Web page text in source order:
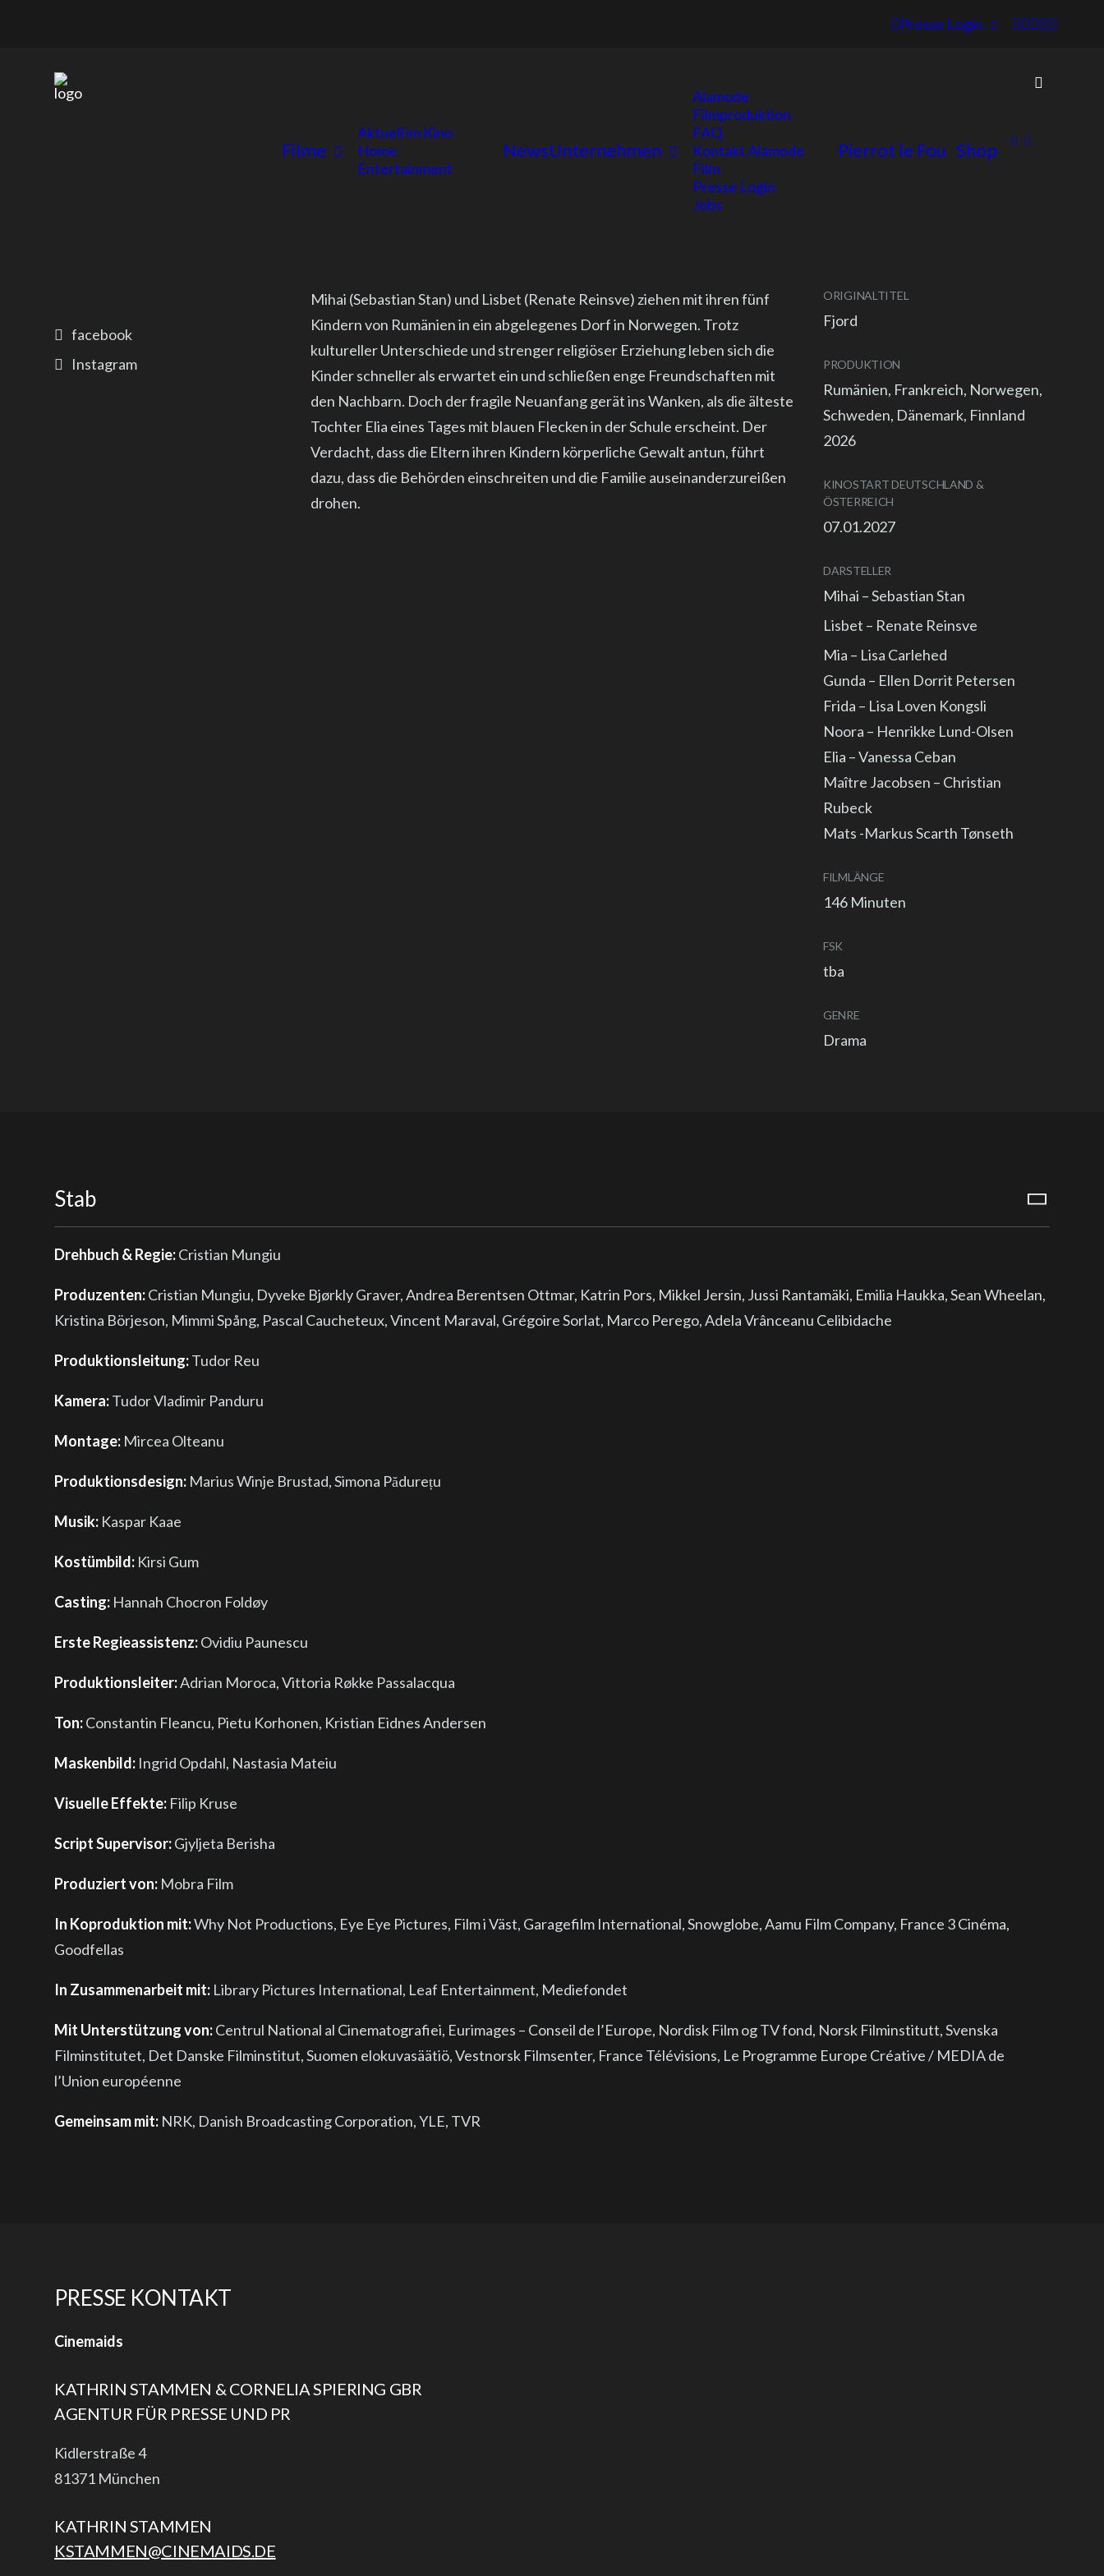
Presse Login
Filme
Aktuell im Kino
Home
Entertainment
NewsUnternehmen
Alamode
Filmproduktion
FAQ
Kontakt Alamode
Film
Presse Login
Jobs
Pierrot le Fou Shop
facebook
Instagram
Mihai (Sebastian Stan) und Lisbet (Renate Reinsve) ziehen mit ihren fünf
Kindern von Rumänien in ein abgelegenes Dorf in Norwegen. Trotz
kultureller Unterschiede und strenger religiöser Erziehung leben sich die
Kinder schneller als erwartet ein und schließen enge Freundschaften mit
den Nachbarn. Doch der fragile Neuanfang gerät ins Wanken, als die älteste
Tochter Elia eines Tages mit blauen Flecken in der Schule erscheint. Der
Verdacht, dass die Eltern ihren Kindern körperliche Gewalt antun, führt
dazu, dass die Behörden einschreiten und die Familie auseinanderzureißen
drohen.
ORIGINALTITEL
Fjord
PRODUKTION
Rumänien, Frankreich, Norwegen,
Schweden, Dänemark, Finnland
2026
KINOSTART DEUTSCHLAND &
ÖSTERREICH
07.01.2027
DARSTELLER
Mihai – Sebastian Stan
Lisbet – Renate Reinsve
Mia – Lisa Carlehed
Gunda – Ellen Dorrit Petersen
Frida – Lisa Loven Kongsli
Noora – Henrikke Lund-Olsen
Elia – Vanessa Ceban
Maître Jacobsen – Christian
Rubeck
Mats -Markus Scarth Tønseth
FILMLÄNGE
146 Minuten
FSK
tba
GENRE
Drama
Stab
Drehbuch & Regie:Cristian Mungiu
Produzenten:Cristian Mungiu, Dyveke Bjørkly Graver, Andrea Berentsen Ottmar, Katrin Pors, Mikkel Jersin, Jussi Rantamäki, Emilia Haukka, Sean Wheelan,
Kristina Börjeson, Mimmi Spång, Pascal Caucheteux, Vincent Maraval, Grégoire Sorlat, Marco Perego, Adela Vrânceanu Celibidache
Produktionsleitung:Tudor Reu
Kamera:Tudor Vladimir Panduru
Montage: Mircea Olteanu
Produktionsdesign: Marius Winje Brustad, Simona Pădurețu
Musik: Kaspar Kaae
Kostümbild: Kirsi Gum
Casting: Hannah Chocron Foldøy
Erste Regieassistenz:Ovidiu Paunescu
Produktionsleiter:Adrian Moroca, Vittoria Røkke Passalacqua
Ton:Constantin Fleancu, Pietu Korhonen, Kristian Eidnes Andersen
Maskenbild: Ingrid Opdahl, Nastasia Mateiu
Visuelle Effekte: Filip Kruse
Script Supervisor:Gjyljeta Berisha
Produziert von: Mobra Film
In Koproduktion mit:Why Not Productions, Eye Eye Pictures, Film i Väst, Garagefilm International, Snowglobe, Aamu Film Company, France 3 Cinéma,
Goodfellas
In Zusammenarbeit mit: Library Pictures International, Leaf Entertainment, Mediefondet
Mit Unterstützung von:Centrul National al Cinematografiei, Eurimages – Conseil de l’Europe, Nordisk Film og TV fond, Norsk Filminstitutt, Svenska
Filminstitutet, Det Danske Filminstitut, Suomen elokuvasäätiö, Vestnorsk Filmsenter, France Télévisions, Le Programme Europe Créative / MEDIA de
l’Union européenne
Gemeinsam mit: NRK, Danish Broadcasting Corporation, YLE, TVR
PRESSE KONTAKT
Cinemaids
KATHRIN STAMMEN & CORNELIA SPIERING GBR
AGENTUR FÜR PRESSE UND PR
Kidlerstraße 4
81371 München
KATHRIN STAMMEN
KSTAMMEN@CINEMAIDS.DE